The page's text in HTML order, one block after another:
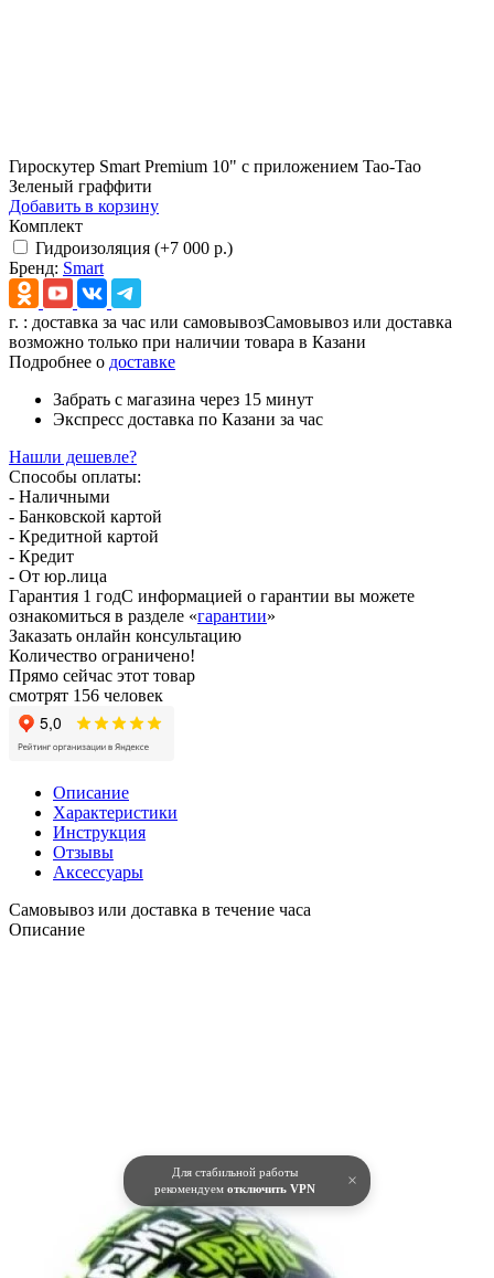
Для стабильной работы
рекомендуем отключить VPN ×
Гироскутер Smart Premium 10" с приложением Tao-Tao
Зеленый граффити
Добавить в корзину
Комплект
Гидроизоляция (+7 000 р.)
Бренд: Smart
г. : доставка за час или самовывозСамовывоз или доставка
возможно только при наличии товара в Казани
Подробнее о доставке
Забрать с магазина через 15 минут
Экспресс доставка по Казани за час
Нашли дешевле?
Способы оплаты:
- Наличными
- Банковской картой
- Кредитной картой
- Кредит
- От юр.лица
Гарантия 1 годС информацией о гарантии вы можете
ознакомиться в разделе «гарантии»
Заказать онлайн консультацию
Количество ограничено!
Прямо сейчас этот товар
смотрят 156 человек
Описание
Характеристики
Инструкция
Отзывы
Аксессуары
Самовывоз или доставка в течение часа
Описание